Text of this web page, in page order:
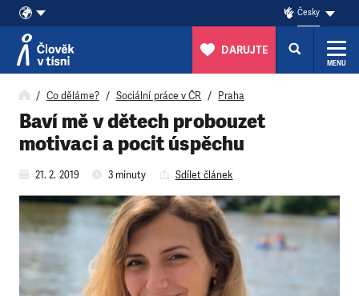
Přeskočit na obsah
Česky
DARUJTE
MENU
Co děláme? Sociální práce v ČR Praha
Baví mě v dětech probouzet
motivaci a pocit úspěchu
21. 2. 2019 3 minuty Sdílet článek